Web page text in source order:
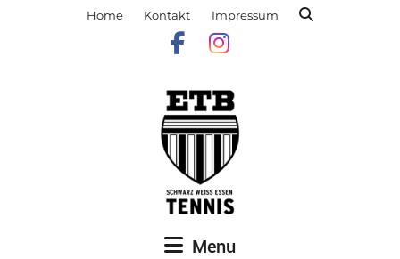
Home Kontakt Impressum
Menu